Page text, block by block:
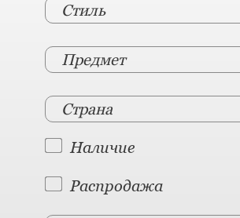
Стиль
Предмет
Страна
Наличие
Распродажа